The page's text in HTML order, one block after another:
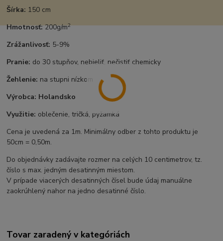
Šírka: 150 cm
Hmotnosť:200g/m2
Zrážanlivosť: 5-9%
Pranie: do 30 stupňov, nebieliť, nečistiť chemicky
Žehlenie: na stupni nízkom
Výrobca: Holandsko
Využitie: oblečenie, tričká, pyžamká
Cena je uvedená za 1m. Minimálny odber z tohto produktu je
50cm = 0,50m.
Do objednávky zadávajte rozmer na celých 10 centimetrov, tz.
číslo s max. jedným desatinným miestom.
V prípade viacerých desatinných čísel bude údaj manuálne
zaokrúhlený nahor na jedno desatinné číslo.
Tovar zaradený v kategóriách